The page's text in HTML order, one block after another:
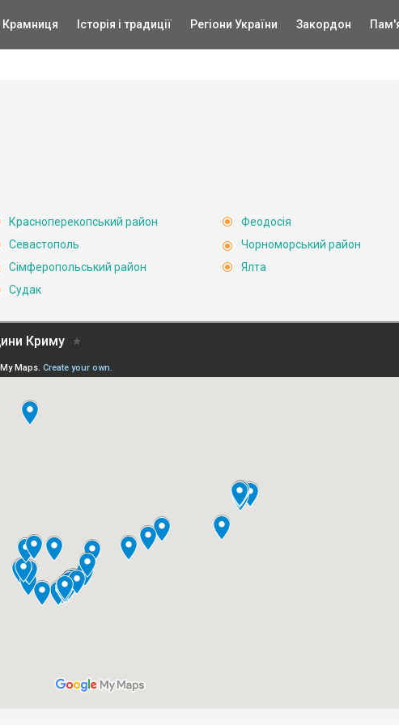
Крамниця Історія і традиції Регіони України Закордон
Красноперекопський район
Севастополь
Сімферопольський район
Судак
Феодосія
Чорноморський район
Ялта